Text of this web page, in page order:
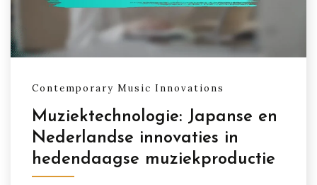
Contemporary Music Innovations
Muziektechnologie: Japanse en
Nederlandse innovaties in
hedendaagse muziekproductie